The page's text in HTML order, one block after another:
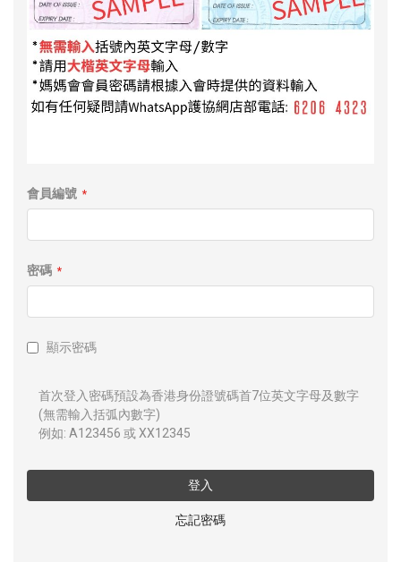
會員編號
密碼
顯示密碼
首次登入密碼預設為香港身份證號碼首7位英文字母及數字
(無需輸入括弧內數字)
例如: A123456 或 XX12345
登入
忘記密碼